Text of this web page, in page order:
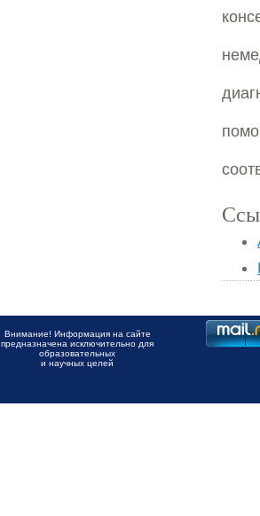
Внимание! Информация на сайте
предназначена исключительно для
образовательных
и научных целей